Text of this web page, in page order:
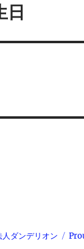
ダンデリオン